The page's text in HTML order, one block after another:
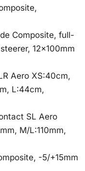
Composite, full-
12x100mm
Aero XS:40cm,
L:44cm,
SL Aero
M/L:110mm,
-5/+15mm